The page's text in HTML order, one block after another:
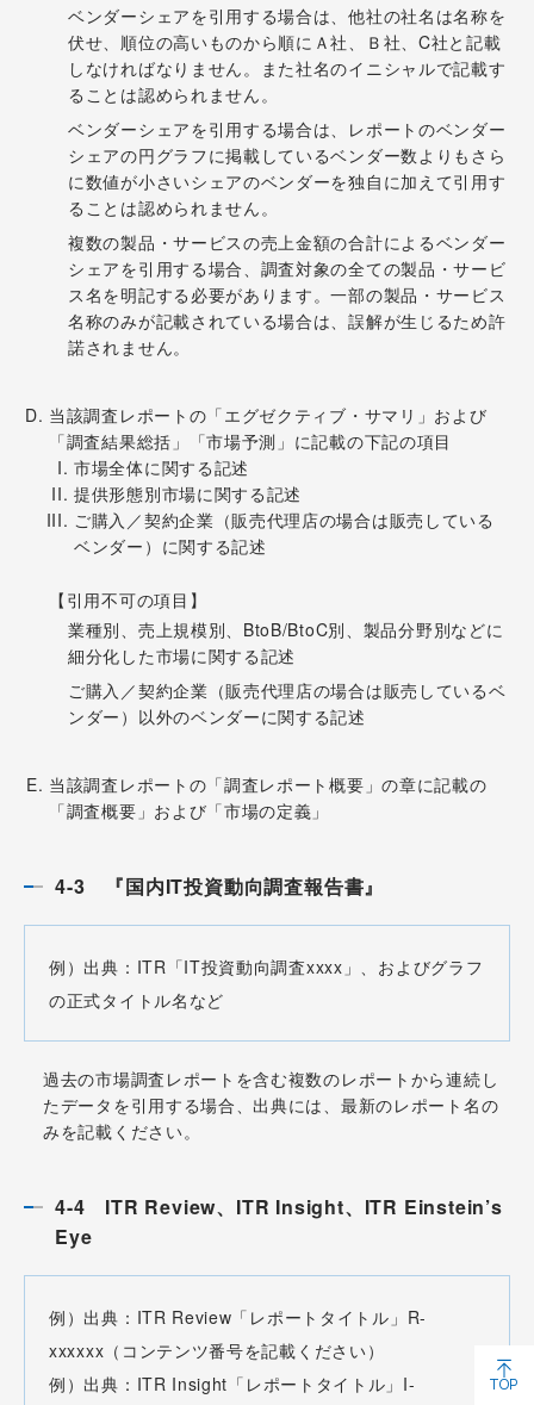
ベンダーシェアを引用する場合は、他社の社名は名称を
伏せ、順位の高いものから順にＡ社、Ｂ社、C社と記載
しなければなりません。また社名のイニシャルで記載す
ることは認められません。
ベンダーシェアを引用する場合は、レポートのベンダー
シェアの円グラフに掲載しているベンダー数よりもさら
に数値が小さいシェアのベンダーを独自に加えて引用す
ることは認められません。
複数の製品・サービスの売上金額の合計によるベンダー
シェアを引用する場合、調査対象の全ての製品・サービ
ス名を明記する必要があります。一部の製品・サービス
名称のみが記載されている場合は、誤解が生じるため許
諾されません。
当該調査レポートの「エグゼクティブ・サマリ」および
「調査結果総括」「市場予測」に記載の下記の項目
市場全体に関する記述
提供形態別市場に関する記述
ご購入／契約企業（販売代理店の場合は販売している
ベンダー）に関する記述
【引用不可の項目】
業種別、売上規模別、BtoB/BtoC別、製品分野別などに
細分化した市場に関する記述
ご購入／契約企業（販売代理店の場合は販売しているベ
ンダー）以外のベンダーに関する記述
当該調査レポートの「調査レポート概要」の章に記載の
「調査概要」および「市場の定義」
4-3 『国内IT投資動向調査報告書』
例）出典：ITR「IT投資動向調査xxxx」、およびグラフ
の正式タイトル名など
過去の市場調査レポートを含む複数のレポートから連続し
たデータを引用する場合、出典には、最新のレポート名の
みを記載ください。
4-4 ITR Review、ITR Insight、ITR Einstein’s
Eye
例）出典：ITR Review「レポートタイトル」R-
xxxxxx（コンテンツ番号を記載ください）
例）出典：ITR Insight「レポートタイトル」I-
TOP